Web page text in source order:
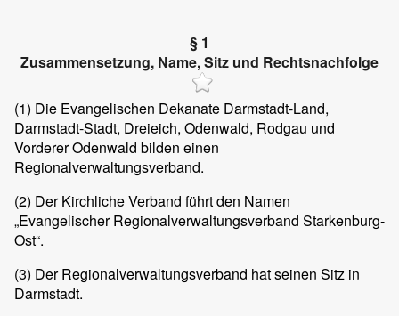
§ 1
Zusammensetzung, Name, Sitz und Rechtsnachfolge
(1) Die Evangelischen Dekanate Darmstadt-Land,
Darmstadt-Stadt, Dreieich, Odenwald, Rodgau und
Vorderer Odenwald bilden einen
Regionalverwaltungsverband.
(2) Der Kirchliche Verband führt den Namen
„Evangelischer Regionalverwaltungsverband Starkenburg-
Ost“.
(3) Der Regionalverwaltungsverband hat seinen Sitz in
Darmstadt.